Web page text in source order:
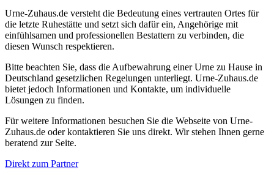
Urne-Zuhaus.de versteht die Bedeutung eines vertrauten Ortes für
die letzte Ruhestätte und setzt sich dafür ein, Angehörige mit
einfühlsamen und professionellen Bestattern zu verbinden, die
diesen Wunsch respektieren.
Bitte beachten Sie, dass die Aufbewahrung einer Urne zu Hause in
Deutschland gesetzlichen Regelungen unterliegt. Urne-Zuhaus.de
bietet jedoch Informationen und Kontakte, um individuelle
Lösungen zu finden.
Für weitere Informationen besuchen Sie die Webseite von Urne-
Zuhaus.de oder kontaktieren Sie uns direkt. Wir stehen Ihnen gerne
beratend zur Seite.
Direkt zum Partner